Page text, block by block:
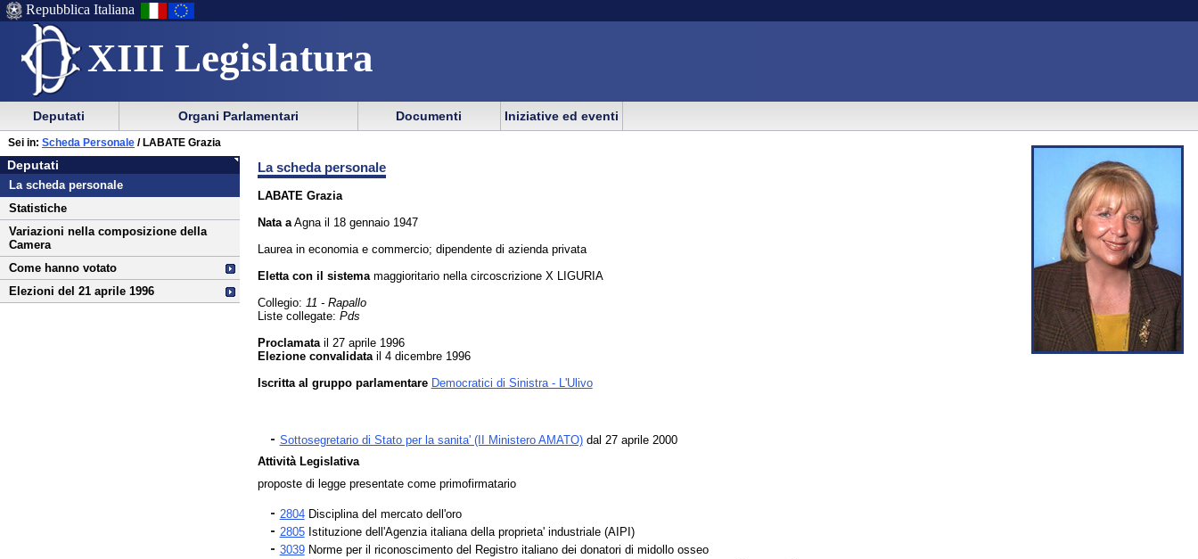
XIII Legislatura
Menu
di
ausilio
alla
navigazione
Menu
di
navigazione
principale
Repubblica Italiana
Menu
di
navigazione
principale
menu
di
sezione
Deputati Organi Parlamentari Documenti Iniziative ed eventi
Deputati
Vai
al
contenuto
Deputati
La scheda personale
Statistiche
Variazioni nella composizione della
Camera
Come hanno votato
Elezioni del 21 aprile 1996
Sei in: Scheda Personale / LABATE Grazia
La scheda personale
LABATE Grazia
Nata aAgna il 18 gennaio 1947
Laurea in economia e commercio; dipendente di azienda privata
Eletta con il sistemamaggioritario nella circoscrizione X LIGURIA
Collegio: 11 - Rapallo
Liste collegate: Pds
Proclamatail 27 aprile 1996
Elezione convalidatail 4 dicembre 1996
Iscritta al gruppo parlamentare Democratici di Sinistra - L'Ulivo
Sottosegretario di Stato per la sanita' (II Ministero AMATO)dal 27 aprile 2000
Attività Legislativa
proposte di legge presentate come primofirmatario
2804Disciplina del mercato dell'oro
2805Istituzione dell'Agenzia italiana della proprieta' industriale (AIPI)
3039Norme per il riconoscimento del Registro italiano dei donatori di midollo osseo